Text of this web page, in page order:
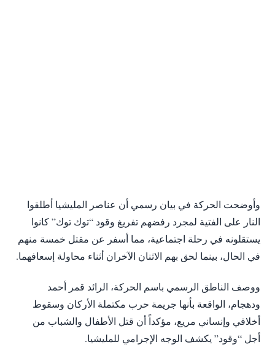
وأوضحت الحركة في بيان رسمي أن عناصر المليشيا أطلقوا
النار على الفتية لمجرد رفضهم تفريغ وقود “توك توك” كانوا
يستقلونه في رحلة اجتماعية، مما أسفر عن مقتل خمسة منهم
في الحال، بينما لحق بهم الاثنان الآخران أثناء محاولة إسعافهما.
​ووصف الناطق الرسمي باسم الحركة، الرائد قمر أحمد
ودهجام، الواقعة بأنها جريمة حرب مكتملة الأركان وسقوط
أخلاقي وإنساني مريع، مؤكداً أن قتل الأطفال والشباب من
أجل “وقود” يكشف الوجه الإجرامي للمليشيا.